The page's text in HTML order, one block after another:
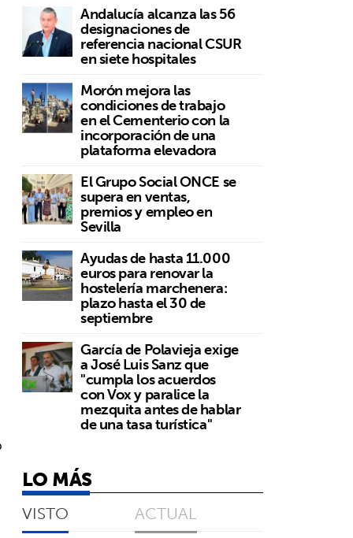
Andalucía alcanza las 56
designaciones de
referencia nacional CSUR
en siete hospitales
Morón mejora las
condiciones de trabajo
en el Cementerio con la
incorporación de una
plataforma elevadora
El Grupo Social ONCE se
supera en ventas,
premios y empleo en
Sevilla
Ayudas de hasta 11.000
euros para renovar la
hostelería marchenera:
plazo hasta el 30 de
septiembre
García de Polavieja exige
a José Luis Sanz que
"cumpla los acuerdos
con Vox y paralice la
mezquita antes de hablar
de una tasa turística"
LO MÁS
VISTO ACTUAL